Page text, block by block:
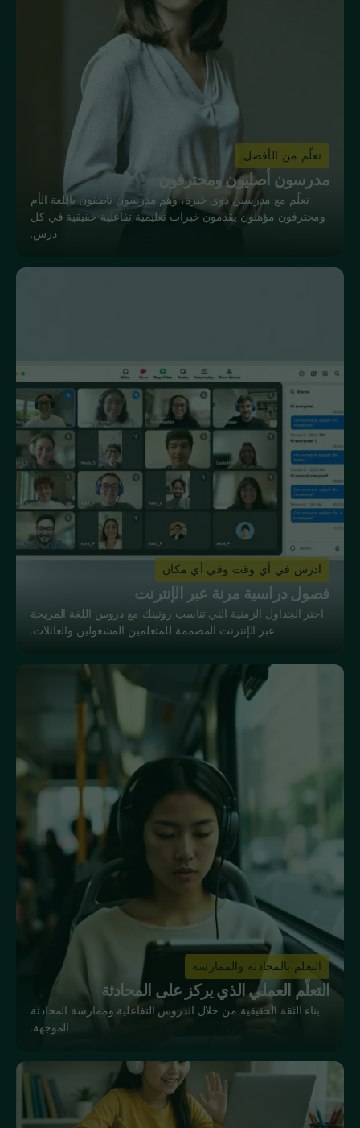
تعلّم من الأفضل
مدرسون أصليون ومحترفون
تعلّم مع مدرسين ذوي خبرة، وهم مدرسون ناطقون باللغة الأم
ومحترفون مؤهلون يقدمون خبرات تعليمية تفاعلية حقيقية في كل
درس.
ادرس في أي وقت وفي أي مكان
فصول دراسية مرنة عبر الإنترنت
اختر الجداول الزمنية التي تناسب روتينك مع دروس اللغة المريحة
عبر الإنترنت المصممة للمتعلمين المشغولين والعائلات.
التعلم بالمحادثة والممارسة
التعلّم العملي الذي يركز على المحادثة
بناء الثقة الحقيقية من خلال الدروس التفاعلية وممارسة المحادثة
الموجهة.